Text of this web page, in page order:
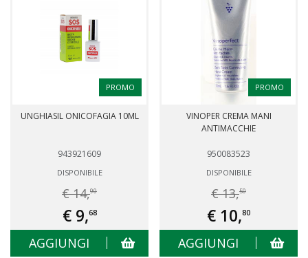
PROMO
UNGHIASIL ONICOFAGIA 10ML
943921609
DISPONIBILE
€ 14,90
€ 9,68
AGGIUNGI
PROMO
VINOPER CREMA MANI
ANTIMACCHIE
950083523
DISPONIBILE
€ 13,50
€ 10,80
AGGIUNGI